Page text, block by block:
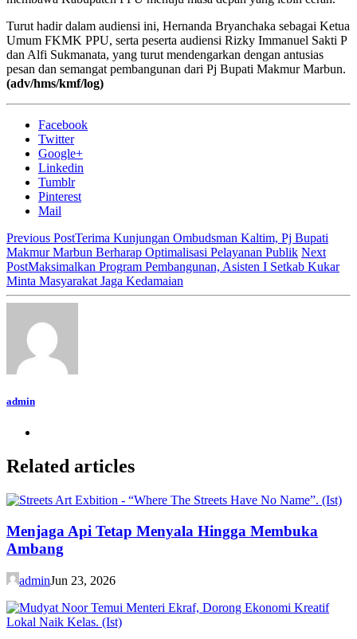
Turut hadir dalam audiensi ini, Hernanda Bryanchaka sebagai Ketua
Umum FKMK PPU, serta peserta audiensi Rizky Immanuel Sakti P
dan Alfi Sukmanata, yang turut mendengarkan dengan antusias
pesan dan semangat pembangunan dari Pj Bupati Makmur Marbun.
(adv/hms/kmf/log)
Facebook
Twitter
Google+
Linkedin
Tumblr
Pinterest
Mail
Previous PostTerima Kunjungan Ombudsman Kaltim, Pj Bupati
Makmur Marbun Berharap Optimalisasi Pelayanan Publik Next
PostMaksimalkan Program Pembangunan, Asisten I Setkab Kukar
Minta Masyarakat Jaga Kedamaian
admin
Related articles
Menjaga Api Tetap Menyala Hingga Membuka
Ambang
adminJun 23, 2026